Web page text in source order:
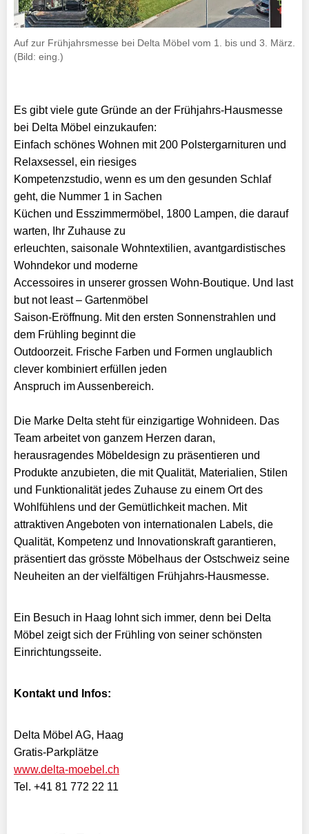
Auf zur Frühjahrsmesse bei Delta Möbel vom 1. bis und 3. März.
(Bild: eing.)
Es gibt viele gute Gründe an der Frühjahrs-Hausmesse
bei Delta Möbel einzukaufen:
Einfach schönes Wohnen mit 200 Polstergarnituren und
Relaxsessel, ein riesiges
Kompetenzstudio, wenn es um den gesunden Schlaf
geht, die Nummer 1 in Sachen
Küchen und Esszimmermöbel, 1800 Lampen, die darauf
warten, Ihr Zuhause zu
erleuchten, saisonale Wohntextilien, avantgardistisches
Wohndekor und moderne
Accessoires in unserer grossen Wohn-Boutique. Und last
but not least – Gartenmöbel
Saison-Eröffnung. Mit den ersten Sonnenstrahlen und
dem Frühling beginnt die
Outdoorzeit. Frische Farben und Formen unglaublich
clever kombiniert erfüllen jeden
Anspruch im Aussenbereich.
Die Marke Delta steht für einzigartige Wohnideen. Das
Team arbeitet von ganzem Herzen daran,
herausragendes Möbeldesign zu präsentieren und
Produkte anzubieten, die mit Qualität, Materialien, Stilen
und Funktionalität jedes Zuhause zu einem Ort des
Wohlfühlens und der Gemütlichkeit machen. Mit
attraktiven Angeboten von internationalen Labels, die
Qualität, Kompetenz und Innovationskraft garantieren,
präsentiert das grösste Möbelhaus der Ostschweiz seine
Neuheiten an der vielfältigen Frühjahrs-Hausmesse.
Ein Besuch in Haag lohnt sich immer, denn bei Delta
Möbel zeigt sich der Frühling von seiner schönsten
Einrichtungsseite.
Kontakt und Infos:
Delta Möbel AG, Haag
Gratis-Parkplätze
www.delta-moebel.ch
Tel. +41 81 772 22 11